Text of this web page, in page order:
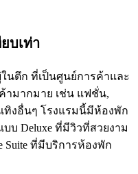
บเท่า
นตึก ที่เป็นศูนย์การค้าและ
ามากมาย เช่น แฟชั่น,
ทิงอื่นๆ โรงแรมนี้มีห้องพัก
บ Deluxe ที่มีวิวที่สวยงาม
Suite ที่มีบริการห้องพัก